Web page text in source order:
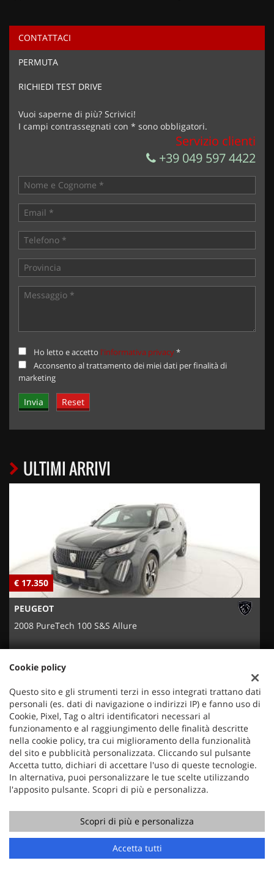
Ho letto e accettol'informativa privacy*
Acconsento al trattamento dei miei dati per finalità di
Invia la tua richiesta
CONTATTACI
PERMUTA
RICHIEDI TEST DRIVE
Vuoi saperne di più? Scrivici!
I campi contrassegnati con * sono obbligatori.
Servizio clienti
+39 049 597 4422
Ho letto e accetto l'informativa privacy*
Acconsento al trattamento dei miei dati per finalità di
marketing
ULTIMI ARRIVI
€ 17.350
PEUGEOT
2008 PureTech 100 S&S Allure
36056 Tezze sul Brenta (VI)
+39 049 597 4422
Cellulare:
+39 329 273 2302
Cookie policy
Questo sito e gli strumenti terzi in esso integrati trattano dati
personali (es. dati di navigazione o indirizzi IP) e fanno uso di
Cookie, Pixel, Tag o altri identificatori necessari al
funzionamento e al raggiungimento delle finalità descritte
nella cookie policy, tra cui miglioramento della funzionalità
del sito e pubblicità personalizzata. Cliccando sul pulsante
Accetta tutto, dichiari di accettare l'uso di queste tecnologie.
In alternativa, puoi personalizzare le tue scelte utilizzando
l'apposito pulsante. Scopri di più e personalizza.
Scopri di più e personalizza
Accetta tutti